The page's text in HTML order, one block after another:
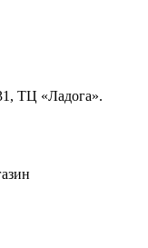
ТЦ «Ладога».